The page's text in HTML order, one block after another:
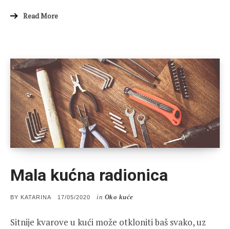
Read More
Mala kućna radionica
BY KATARINA
POSTED
17/05/2020 in Oko kuće
Sitnije kvarove u kući može otkloniti baš svako, uz